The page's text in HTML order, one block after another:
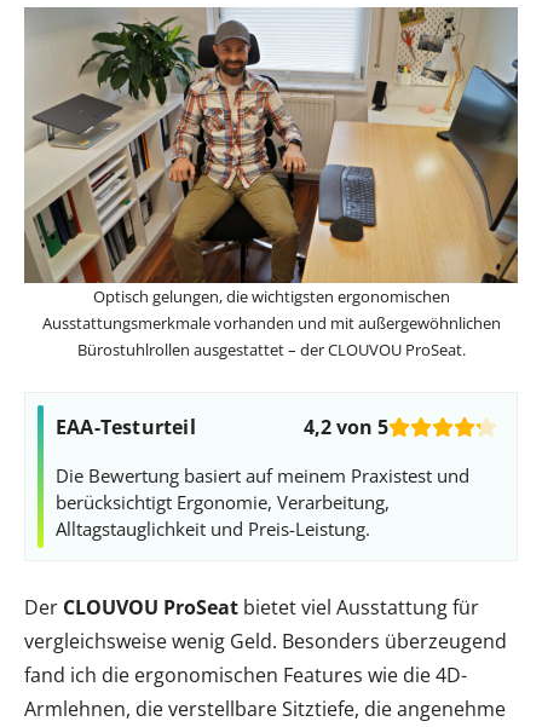
Optisch gelungen, die wichtigsten ergonomischen
Ausstattungsmerkmale vorhanden und mit außergewöhnlichen
Bürostuhlrollen ausgestattet – der CLOUVOU ProSeat.
EAA-Testurteil 4,2 von 5
Die Bewertung basiert auf meinem Praxistest und
berücksichtigt Ergonomie, Verarbeitung,
Alltagstauglichkeit und Preis-Leistung.
Der CLOUVOU ProSeat bietet viel Ausstattung für
vergleichsweise wenig Geld. Besonders überzeugend
fand ich die ergonomischen Features wie die 4D-
Armlehnen, die verstellbare Sitztiefe, die angenehme